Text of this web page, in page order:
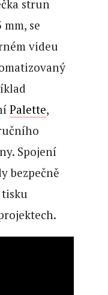
strun
se
videu
Palette,
Spojení
bezpečně